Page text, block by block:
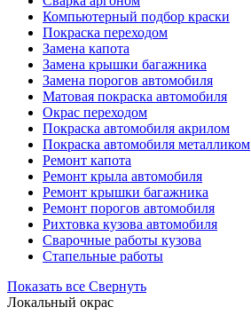
Компьютерный подбор краски
Покраска переходом
Замена капота
Замена крышки багажника
Замена порогов автомобиля
Матовая покраска автомобиля
Окрас переходом
Покраска автомобиля акрилом
Покраска автомобиля металликом
Ремонт капота
Ремонт крыла автомобиля
Ремонт крышки багажника
Ремонт порогов автомобиля
Рихтовка кузова автомобиля
Сварочные работы кузова
Стапельные работы
Показать все Свернуть
Локальный окрас